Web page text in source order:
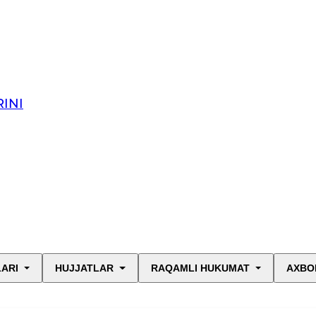
HUJJATLAR RAQAMLI HUKUMAT